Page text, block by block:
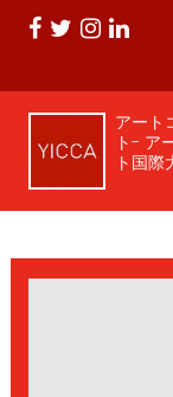
アート
ト- ア
ト国際